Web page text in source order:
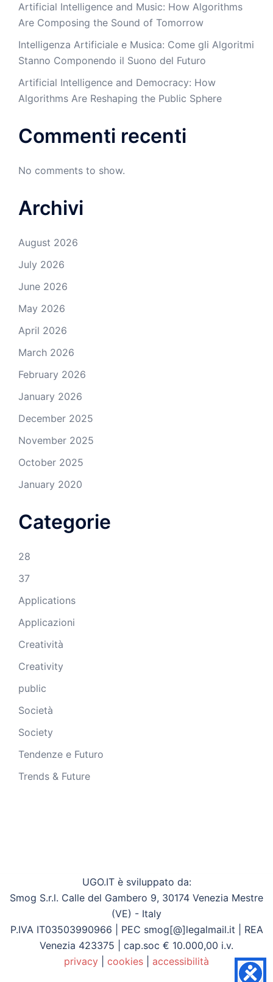
Artificial Intelligence and Music: How Algorithms
Are Composing the Sound of Tomorrow
Intelligenza Artificiale e Musica: Come gli Algoritmi
Stanno Componendo il Suono del Futuro
Artificial Intelligence and Democracy: How
Algorithms Are Reshaping the Public Sphere
Commenti recenti
No comments to show.
Archivi
August 2026
July 2026
June 2026
May 2026
April 2026
March 2026
February 2026
January 2026
December 2025
November 2025
October 2025
January 2020
Categorie
28
37
Applications
Applicazioni
Creatività
Creativity
public
Società
Society
Tendenze e Futuro
Trends & Future
UGO.IT è sviluppato da:
Smog S.r.l. Calle del Gambero 9, 30174 Venezia Mestre
(VE) - Italy
P.IVA IT03503990966 | PEC smog[@]legalmail.it | REA
Venezia 423375 | cap.soc € 10.000,00 i.v.
privacy
cookies accessibilità